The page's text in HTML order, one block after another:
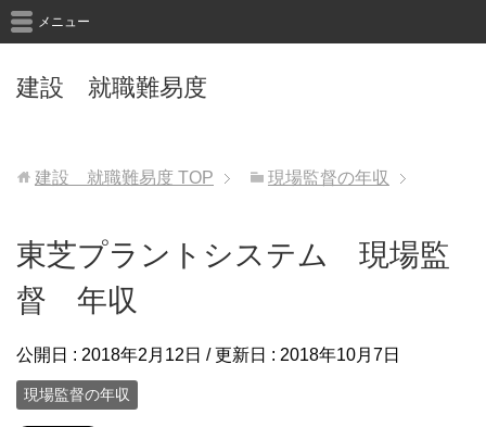
建設 就職難易度
メニュー
建設 就職難易度 TOP 現場監督の年収
東芝プラントシステム 現場監
督 年収
公開日 : 2018年2月12日 / 更新日 : 2018年10月7日
現場監督の年収